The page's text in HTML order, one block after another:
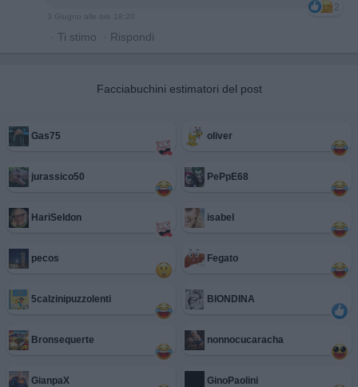
2
3 Giugno alle ore 18:20
· Ti stimo · Rispondi
Facciabuchini estimatori del post
Gas75 oliver
jurassico50 PePpE68
HariSeldon isabel
pecos Fegato
5calzinipuzzolenti BIONDINA
Bronsequerte nonnocucaracha
GianpaX GinoPaolini